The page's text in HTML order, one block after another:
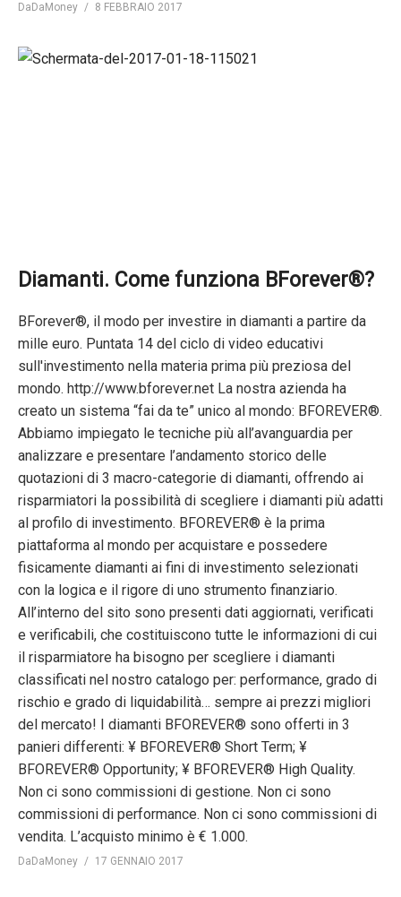
DaDaMoney 8 FEBBRAIO 2017
Diamanti. Come funziona BForever®?
BForever®, il modo per investire in diamanti a partire da
mille euro. Puntata 14 del ciclo di video educativi
sull'investimento nella materia prima più preziosa del
mondo. http://www.bforever.net La nostra azienda ha
creato un sistema “fai da te” unico al mondo: BFOREVER®.
Abbiamo impiegato le tecniche più all’avanguardia per
analizzare e presentare l’andamento storico delle
quotazioni di 3 macro-categorie di diamanti, offrendo ai
risparmiatori la possibilità di scegliere i diamanti più adatti
al profilo di investimento. BFOREVER® è la prima
piattaforma al mondo per acquistare e possedere
fisicamente diamanti ai fini di investimento selezionati
con la logica e il rigore di uno strumento finanziario.
All’interno del sito sono presenti dati aggiornati, verificati
e verificabili, che costituiscono tutte le informazioni di cui
il risparmiatore ha bisogno per scegliere i diamanti
classificati nel nostro catalogo per: performance, grado di
rischio e grado di liquidabilità… sempre ai prezzi migliori
del mercato! I diamanti BFOREVER® sono offerti in 3
panieri differenti: ¥ BFOREVER® Short Term; ¥
BFOREVER® Opportunity; ¥ BFOREVER® High Quality.
Non ci sono commissioni di gestione. Non ci sono
commissioni di performance. Non ci sono commissioni di
vendita. L’acquisto minimo è € 1.000.
DaDaMoney 17 GENNAIO 2017